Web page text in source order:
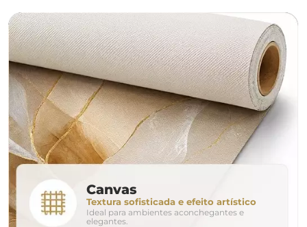
largura aproximada
160cm 200cm
280cm 320cm
conjunto
avulso duo
Canvas
Textura sofisticada e efeito artístico
Ideal para ambientes aconchegantes e
elegantes.